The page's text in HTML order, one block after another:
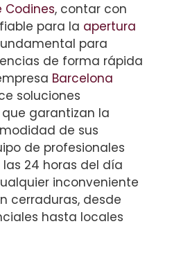
Codines, contar con
para la apertura
para
de forma rápida
Barcelona
soluciones
garantizan la
de sus
de profesionales
24 horas del día
inconveniente
cerraduras, desde
hasta locales